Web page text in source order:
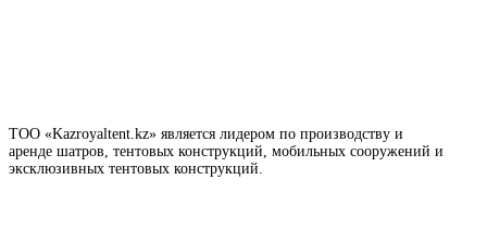
ТОО «Kazroyaltent.kz» является лидером по производству и
аренде шатров, тентовых конструкций, мобильных сооружений и
эксклюзивных тентовых конструкций.